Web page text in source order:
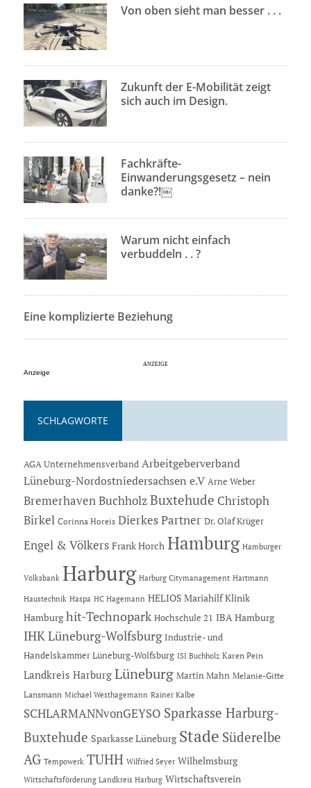
Von oben sieht man besser . . .
Zukunft der E-Mobilität zeigt
sich auch im Design.
Fachkräfte-
Einwanderungsgesetz – nein
danke?!￼
Warum nicht einfach
verbuddeln . . ?
Eine komplizierte Beziehung
Anzeige
SCHLAGWORTE
AGA Unternehmensverband Arbeitgeberverband
Lüneburg-Nordostniedersachsen e.V Arne Weber
Bremerhaven Buchholz Buxtehude Christoph
Birkel Corinna Horeis Dierkes Partner Dr. Olaf Krüger
Engel & Völkers Frank Horch Hamburg Hamburger
Volksbank Harburg Harburg Citymanagement Hartmann
Haustechnik Haspa HC Hagemann HELIOS Mariahilf Klinik
Hamburg hit-Technopark Hochschule 21 IBA Hamburg
IHK Lüneburg-Wolfsburg Industrie- und
Handelskammer Lüneburg-Wolfsburg ISI Buchholz Karen Pein
Landkreis Harburg Lüneburg Martin Mahn Melanie-Gitte
Lansmann Michael Westhagemann Rainer Kalbe
SCHLARMANNvonGEYSO Sparkasse Harburg-
Buxtehude Sparkasse Lüneburg Stade Süderelbe
AG Tempowerk TUHH Wilfried Seyer Wilhelmsburg
Wirtschaftsförderung Landkreis Harburg Wirtschaftsverein